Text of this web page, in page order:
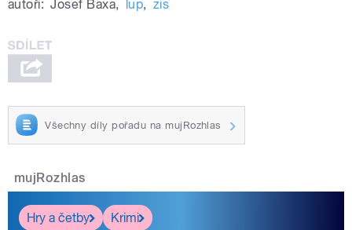
autoři: Josef Baxa, lup, zis
Všechny díly pořadu na mujRozhlas
mujRozhlas
Hry a četby Krimi